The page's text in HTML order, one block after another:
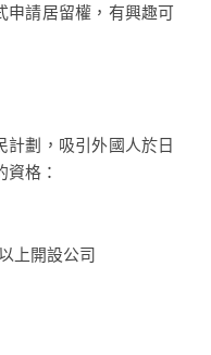
申請居留權，有興趣可
計劃，吸引外國人於日
格：
上開設公司